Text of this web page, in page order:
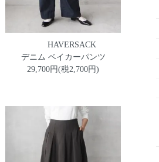
HAVERSACK
デニム ベイカーパンツ
29,700円(税2,700円)